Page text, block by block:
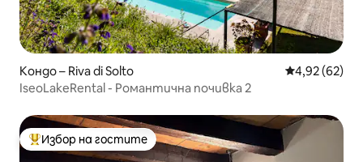
Кондо – Riva di Solto Средна
4,92 (62)
IseoLakeRental - Романтична почивка 2
Най-популярен избор на гостите
Избор на гостите